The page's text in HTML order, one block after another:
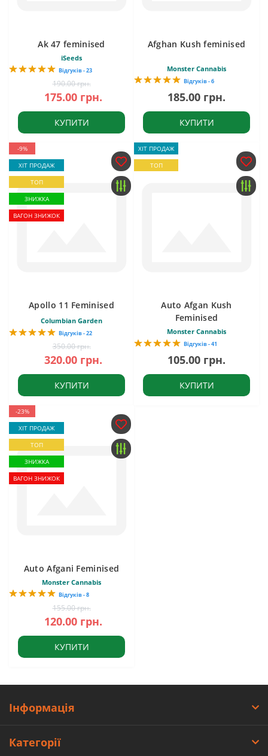
Ak 47 feminised
iSeeds
Відгуків - 23
190.00 грн.
175.00 грн.
КУПИТИ
Afghan Kush feminised
Monster Cannabis
Відгуків - 6
185.00 грн.
КУПИТИ
-9%
ХІТ ПРОДАЖ
ТОП
ЗНИЖКА
ВАГОН ЗНИЖОК
Apollo 11 Feminised
Columbian Garden
Відгуків - 22
350.00 грн.
320.00 грн.
КУПИТИ
ХІТ ПРОДАЖ
ТОП
Auto Afgan Kush
Feminised
Monster Cannabis
Відгуків - 41
105.00 грн.
КУПИТИ
-23%
ХІТ ПРОДАЖ
ТОП
ЗНИЖКА
ВАГОН ЗНИЖОК
Auto Afgani Feminised
Monster Cannabis
Відгуків - 8
155.00 грн.
120.00 грн.
КУПИТИ
Інформація
Категорії